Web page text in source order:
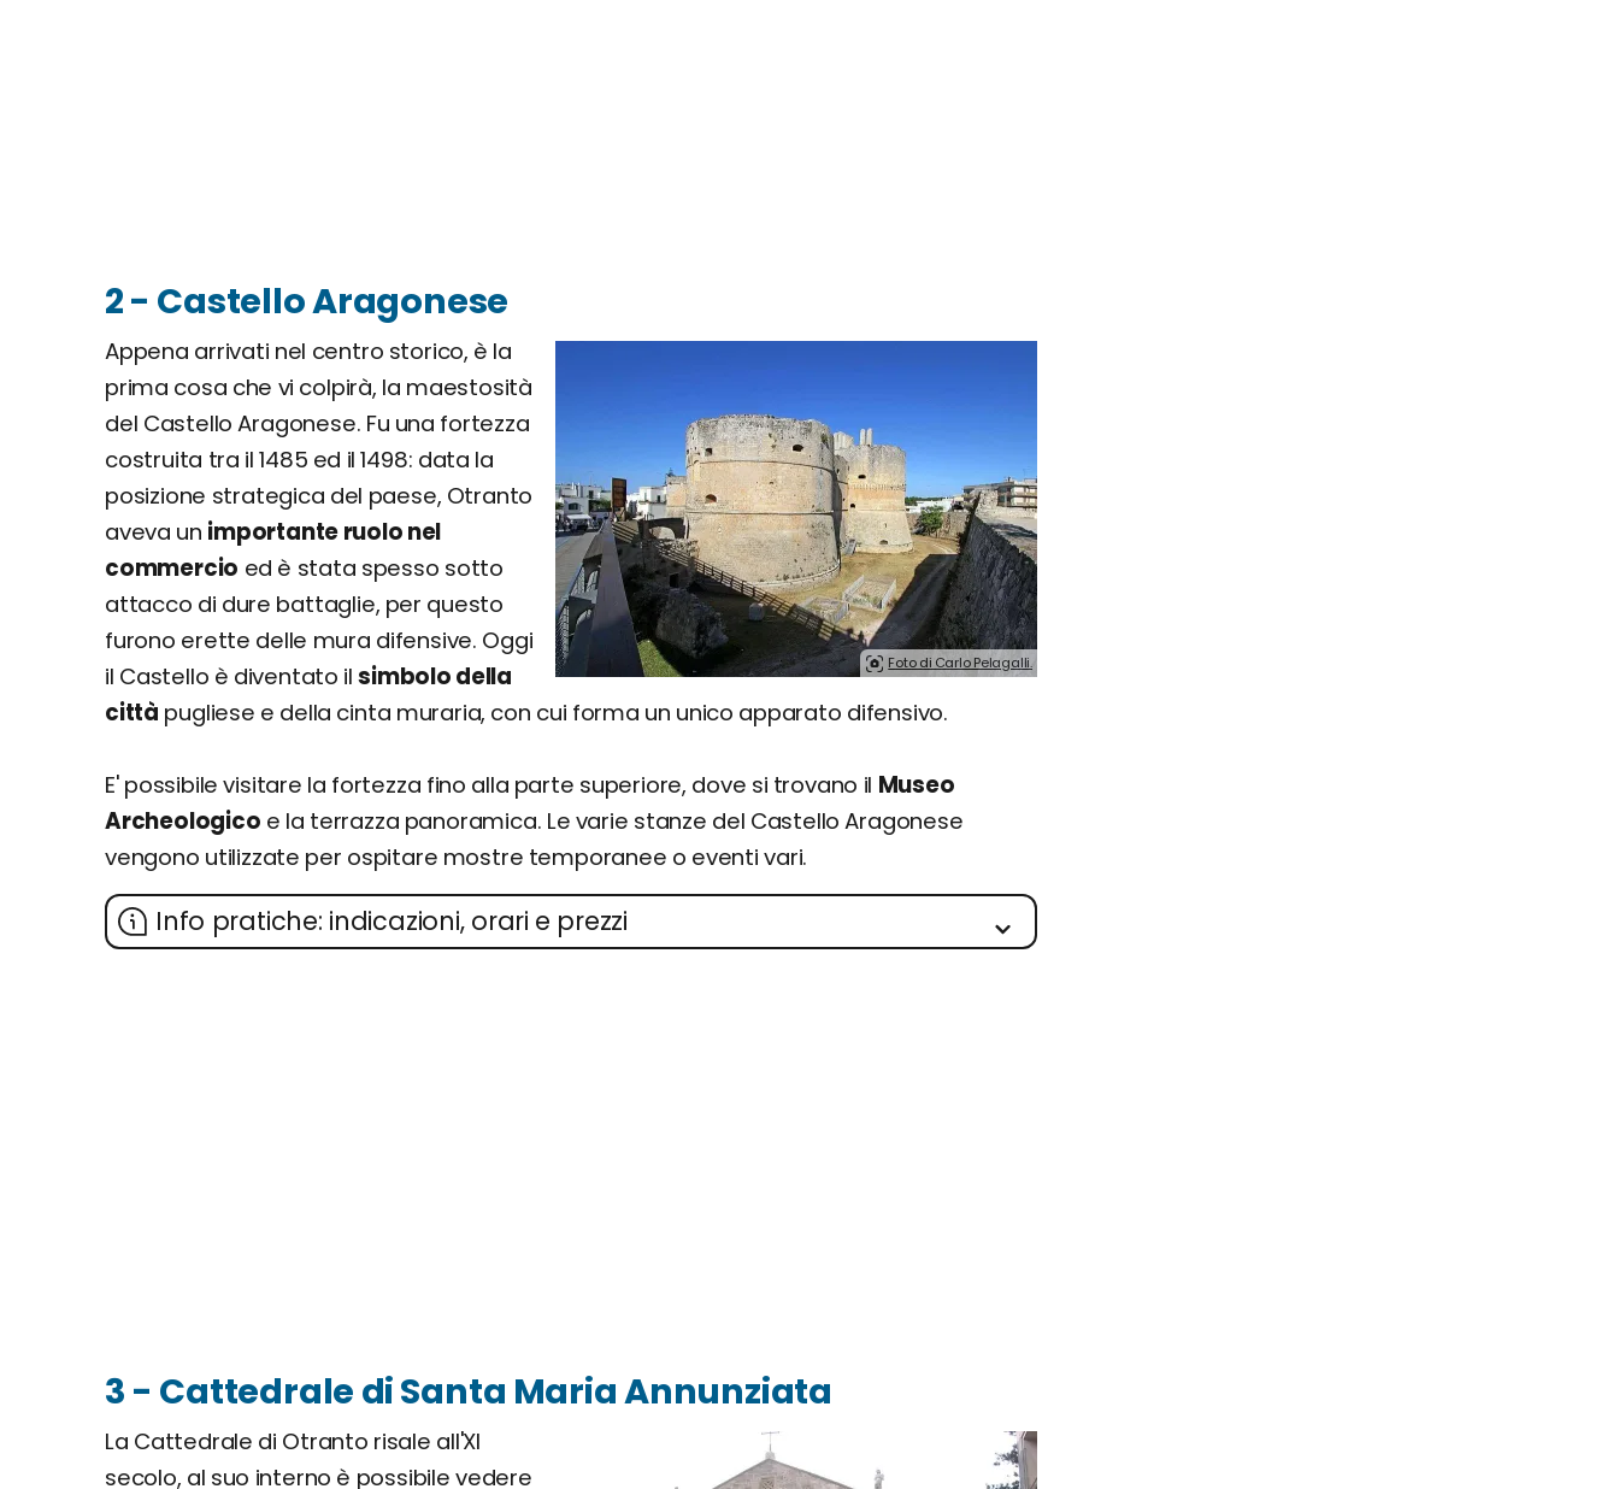
2 - Castello Aragonese
Foto di Carlo Pelagalli.
Appena arrivati nel centro storico, è la
prima cosa che vi colpirà, la maestosità
del Castello Aragonese. Fu una fortezza
costruita tra il 1485 ed il 1498: data la
posizione strategica del paese, Otranto
aveva un importante ruolo nel
commercio ed è stata spesso sotto
attacco di dure battaglie, per questo
furono erette delle mura difensive. Oggi
il Castello è diventato ilsimbolo della
città pugliese e della cinta muraria, con cui forma un unico apparato difensivo.
E' possibile visitare la fortezza fino alla parte superiore, dove si trovano il Museo
Archeologico e la terrazza panoramica. Le varie stanze del Castello Aragonese
vengono utilizzate per ospitare mostre temporanee o eventi vari.
Info pratiche: indicazioni, orari e prezzi
3 - Cattedrale di Santa Maria Annunziata
La Cattedrale di Otranto risale all'XI
secolo, al suo interno è possibile vedere